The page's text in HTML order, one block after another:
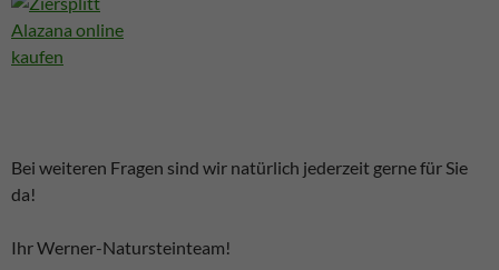
Bei weiteren Fragen sind wir natürlich jederzeit gerne für Sie
da!
Ihr Werner-Natursteinteam!